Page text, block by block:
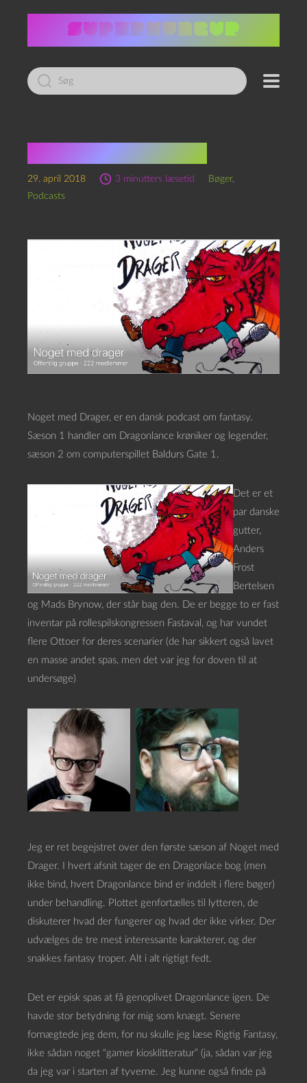
Led
efter:
29. april 2018 3 minutters læsetid Bøger,
Podcasts
Noget med Drager, er en dansk podcast om fantasy.
Sæson 1 handler om Dragonlance krøniker og legender,
sæson 2 om computerspillet Baldurs Gate 1.
Det er et
par danske
gutter,
Anders
Frost
Bertelsen
og Mads Brynow, der står bag den. De er begge to er fast
inventar på rollespilskongressen Fastaval, og har vundet
flere Ottoer for deres scenarier (de har sikkert også lavet
en masse andet spas, men det var jeg for doven til at
undersøge)
Jeg er ret begejstret over den første sæson af Noget med
Drager. I hvert afsnit tager de en Dragonlace bog (men
ikke bind, hvert Dragonlance bind er inddelt i flere bøger)
under behandling. Plottet genfortælles til lytteren, de
diskuterer hvad der fungerer og hvad der ikke virker. Der
udvælges de tre mest interessante karakterer, og der
snakkes fantasy troper. Alt i alt rigtigt fedt.
Det er episk spas at få genoplivet Dragonlance igen. De
havde stor betydning for mig som knægt. Senere
fornægtede jeg dem, for nu skulle jeg læse Rigtig Fantasy,
ikke sådan noget “gamer kiosklitteratur” (ja, sådan var jeg
da jeg var i starten af tyverne. Jeg kunne også finde på